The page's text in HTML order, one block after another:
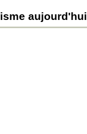
aujourd'hui